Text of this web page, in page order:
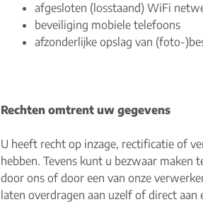
afgesloten (losstaand) WiFi
beveiliging mobiele telefoons
afzonderlijke opslag van (foto-
Rechten omtrent uw gegevens
U heeft recht op inzage, rectificatie of
hebben. Tevens kunt u bezwaar maken
door ons of door een van onze
laten overdragen aan uzelf of direct